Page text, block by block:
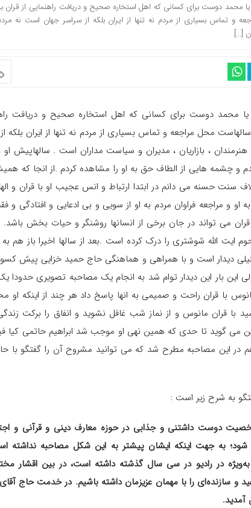
محمد دوست برای کسانی که اهل استخاره صحیح و دریافت راهنمایی از قران
و تماس بسیاری از مردم نه تنها از ایران بلکه از سراسر جهان است نه
[…]
محمد دوست برای کسانی که اهل استخاره صحیح و دریافت
محل مراجعه و تماس بسیاری از مردم نه تنها از ایران بلکه
، بازاریان ، مدیران و سیاست مداران است . سالهاپیش او
و چشمه هایی از الطاف حق به او را مشاهده کردم .از انجا که
سنت حسنه می دانم در ابتدا ارتباط و انس عجیب او با قران و
او و مراجعه فراوان مردم به او از سویی و بی ادعایی و افتادگی و
ایت الله شوشتری را درک کرده است .بعد از سالها اخیرا باز
دیدار است و با همراهی و هماهنگی حاج حمید خزایی پیش
بار این دیدار توام شد به انجام یک مصاحبه تصویری حدودا
با قران راحت و صمیمی به انها پاسخ داد هر چند از اینکه او
با قران مانوس و از نماز شب غافل نشوید و انفاق را برکت
می گوید تا حدی که همین نهی او موجب شد ابراهیم حاتمی
در این مصاحبه مطرح شد که می توانید مشروح آن را گفتگو با
به شرح زیر است :
دوست داشتنی و جذابی در حوزه معارف دینی و قرآنی و
شود؛ به جهت اینکه ایشان پیشتر به این شکل مصاحبه نداشته
در رادیو در سی سال گذشته داشته است، در بین اقشار
و سازنده‌ای را با مهمان عزیزمان داشته باشیم. در خدمت